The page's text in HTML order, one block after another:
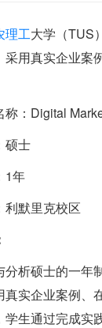
理工大学（TUS
采用真实企业案
： Digital
硕士
1年
利默里克校区
分析硕士的一年
真实企业案例、
学生通过完成实